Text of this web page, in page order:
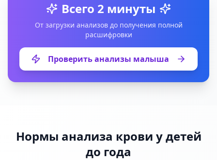
Всего 2 минуты
От загрузки анализов до получения полной
расшифровки
Проверить анализы малыша
Нормы анализа крови у детей
до года